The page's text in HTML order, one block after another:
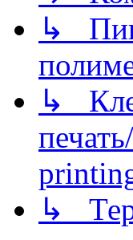
↳
↳
↳